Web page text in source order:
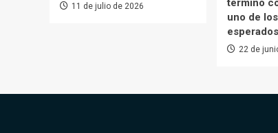
11 de julio de 2026
uno de
22 de